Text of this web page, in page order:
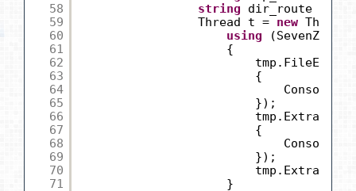
58
59
60
61
62
63
64
65
66
67
68
69
70
71
string
dir_route =
Thread t = new
using
{
{
});
{
});
}